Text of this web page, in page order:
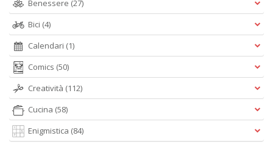
Benessere (27)
Bici (4)
Calendari (1)
Comics (50)
Creatività (112)
Cucina (58)
Enigmistica (84)